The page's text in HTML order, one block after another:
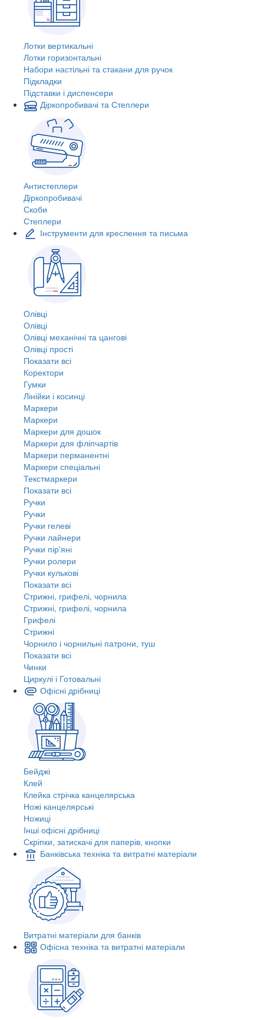
Лотки вертикальні
Лотки горизонтальні
Набори настільні та стакани для ручок
Підкладки
Підставки і диспенсери
Діркопробивачі та Степлери
Антистеплери
Діркопробивачі
Скоби
Степлери
Інструменти для креслення та письма
Олівці
Олівці
Олівці механічні та цангові
Олівці прості
Показати всі
Коректори
Гумки
Лінійки і косинці
Маркери
Маркери
Маркери для дошок
Маркери для фліпчартів
Маркери перманентні
Маркери спеціальні
Текстмаркери
Показати всі
Ручки
Ручки
Ручки гелеві
Ручки лайнери
Ручки пір'яні
Ручки ролери
Ручки кулькові
Показати всі
Стрижні, грифелі, чорнила
Стрижні, грифелі, чорнила
Грифелі
Стрижні
Чорнило і чорнильні патрони, туш
Показати всі
Чинки
Циркулі і Готовальні
Офісні дрібниці
Бейджі
Клей
Клейка стрічка канцелярська
Ножі канцелярські
Ножиці
Інші офісні дрібниці
Скріпки, затискачі для паперів, кнопки
Банківська техніка та витратні матеріали
Витратні матеріали для банків
Офісна техніка та витратні матеріали